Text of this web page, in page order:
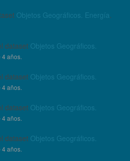
Objetos Geográficos. Energía.
dataset Objetos Geográficos.
4 años.
dataset Objetos Geográficos.
4 años.
dataset Objetos Geográficos.
4 años.
dataset Objetos Geográficos.
4 años.